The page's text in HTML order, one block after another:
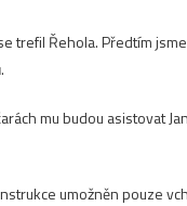
trefil Řehola. Předtím
mu budou asistovat
umožněn pouze